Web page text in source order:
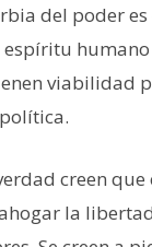
del poder
viabilidad
creen
la